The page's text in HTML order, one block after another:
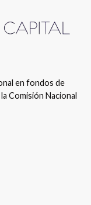
en fondos de
Comisión Nacional